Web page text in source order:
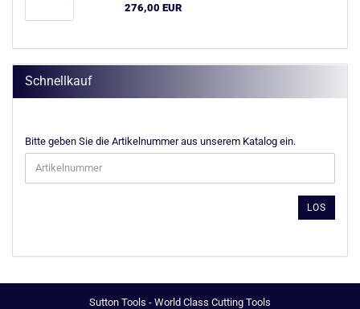
276,00 EUR
Schnellkauf
BITTE
GEBEN
SIE
DIE
EIN.
Bitte geben Sie die Artikelnummer aus unserem Katalog ein.
LOS
Sutton Tools - World Class Cutting Tools